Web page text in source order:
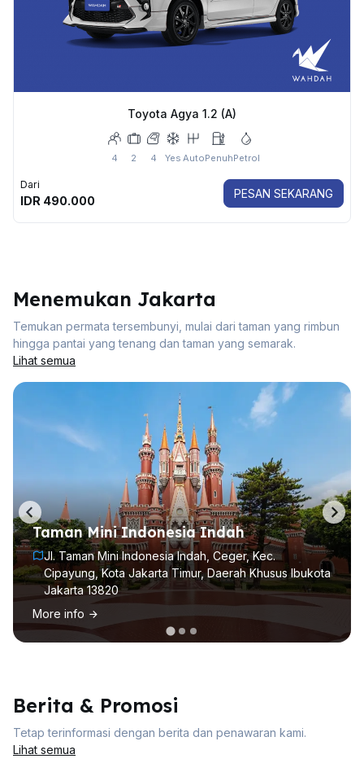
Toyota Agya 1.2 (A)
4 2 4 Yes AutoPenuhPetrol
Dari
IDR 490.000
PESAN SEKARANG
Menemukan Jakarta
Temukan permata tersembunyi, mulai dari taman yang rimbun
hingga pantai yang tenang dan taman yang semarak.
Lihat semua
Taman Mini Indonesia Indah
Jl. Taman Mini Indonesia Indah, Ceger, Kec.
Cipayung, Kota Jakarta Timur, Daerah Khusus Ibukota
Jakarta 13820
More info
Berita & Promosi
Tetap terinformasi dengan berita dan penawaran kami.
Lihat semua